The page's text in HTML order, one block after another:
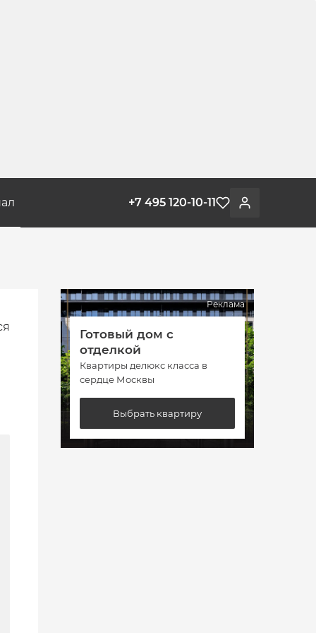
Войти
Избранное
+7 495 120-10-11
Реклама
Готовый дом с
отделкой
Квартиры делюкс класса в
сердце Москвы
Выбрать квартиру